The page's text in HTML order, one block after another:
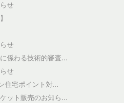
せ
せ
係わる技術的審査...
せ
住宅ポイント対...
ット販売のお知ら...